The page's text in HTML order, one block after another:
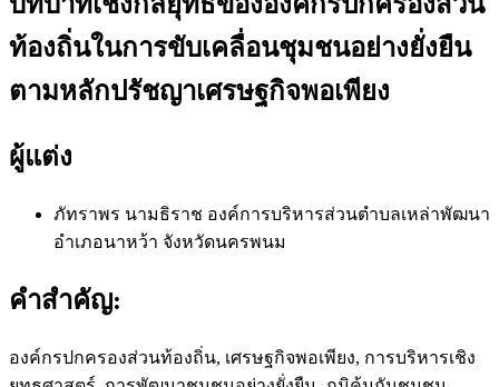
ท้องถิ่นในการขับเคลื่อนชุมชนอย่างยั่งยืน
ตามหลักปรัชญาเศรษฐกิจพอเพียง
ผู้แต่ง
ภัทราพร นามธิราช องค์การบริหารส่วนตำบลเหล่าพัฒนา
อำเภอนาหว้า จังหวัดนครพนม
คำสำคัญ:
องค์กรปกครองส่วนท้องถิ่น, เศรษฐกิจพอเพียง, การบริหารเชิง